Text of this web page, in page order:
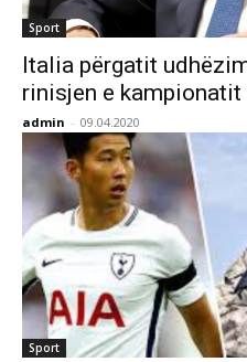
Sport
Italia përgatit
rinisjen e
admin - 09.04.2020
Sport